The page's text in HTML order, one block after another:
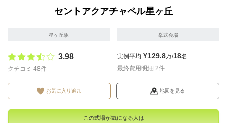
セントアクアチャペル星ヶ丘
星ヶ丘駅 挙式会場
3.98
クチコミ 48件
実例平均 ¥129.8万/18名
最終費用明細 2件
お気に入り追加 地図を見る
この式場が気になる人は